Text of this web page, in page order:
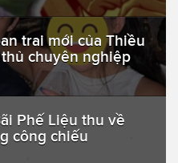
trai mới của Thiều
chuyên nghiệp
Phế Liệu thu về
công chiếu